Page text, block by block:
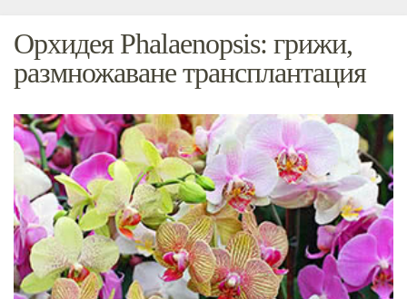
Орхидея Phalaenopsis: грижи,
размножаване трансплантация